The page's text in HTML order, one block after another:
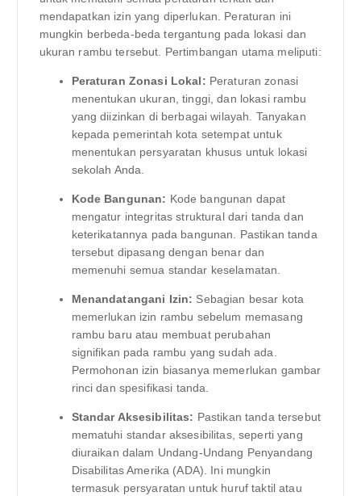
mendapatkan izin yang diperlukan. Peraturan ini
mungkin berbeda-beda tergantung pada lokasi dan
ukuran rambu tersebut. Pertimbangan utama meliputi:
Peraturan Zonasi Lokal: Peraturan zonasi
menentukan ukuran, tinggi, dan lokasi rambu
yang diizinkan di berbagai wilayah. Tanyakan
kepada pemerintah kota setempat untuk
menentukan persyaratan khusus untuk lokasi
sekolah Anda.
Kode Bangunan: Kode bangunan dapat
mengatur integritas struktural dari tanda dan
keterikatannya pada bangunan. Pastikan tanda
tersebut dipasang dengan benar dan
memenuhi semua standar keselamatan.
Menandatangani Izin: Sebagian besar kota
memerlukan izin rambu sebelum memasang
rambu baru atau membuat perubahan
signifikan pada rambu yang sudah ada.
Permohonan izin biasanya memerlukan gambar
rinci dan spesifikasi tanda.
Standar Aksesibilitas: Pastikan tanda tersebut
mematuhi standar aksesibilitas, seperti yang
diuraikan dalam Undang-Undang Penyandang
Disabilitas Amerika (ADA). Ini mungkin
termasuk persyaratan untuk huruf taktil atau